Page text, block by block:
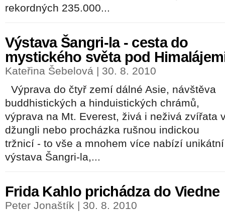
rekordných 235.000...
Výstava Šangri-la - cesta do
mystického světa pod
Kateřina Šebelová | 30. 8. 2010
Výprava do čtyř zemí dálné Asie, návštěva
buddhistických a hinduistických chrámů,
výprava na Mt. Everest, živá i neživá zvířata
džungli nebo procházka rušnou indickou
tržnicí - to vše a mnohem více nabízí unikátní
výstava Šangri-la,...
Frida Kahlo prichádza do Viedne
Peter Jonaštík | 30. 8. 2010